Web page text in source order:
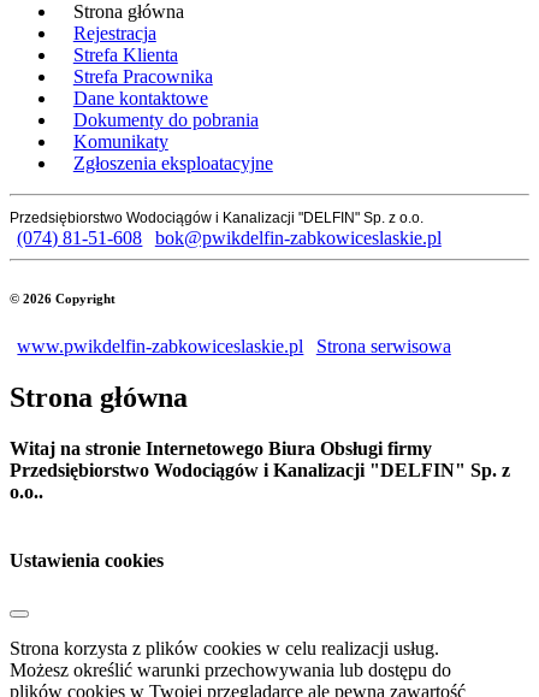
Strona główna
Rejestracja
Strefa Klienta
Strefa Pracownika
Dane kontaktowe
Dokumenty do pobrania
Komunikaty
Zgłoszenia eksploatacyjne
Przedsiębiorstwo Wodociągów i Kanalizacji "DELFIN" Sp. z o.o.
(074) 81-51-608 bok@pwikdelfin-zabkowiceslaskie.pl
© 2026 Copyright
www.pwikdelfin-zabkowiceslaskie.pl Strona serwisowa
Strona główna
Witaj na stronie Internetowego Biura Obsługi firmy
Przedsiębiorstwo Wodociągów i Kanalizacji "DELFIN" Sp. z
o.o..
Ustawienia cookies
Strona korzysta z plików cookies w celu realizacji usług.
Możesz określić warunki przechowywania lub dostępu do
plików cookies w Twojej przeglądarce ale pewna zawartość